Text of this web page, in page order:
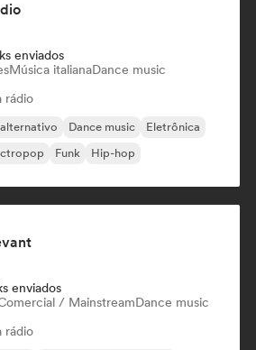
enviados
Música italianaDance music
rádio
Dance music
Eletrônica
Funk Hip-hop
enviados
/ MainstreamDance music
rádio